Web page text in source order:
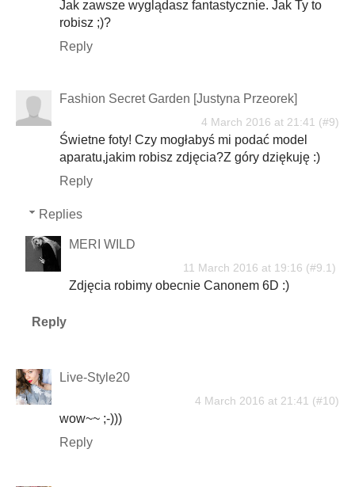
Jak zawsze wyglądasz fantastycznie. Jak Ty to
robisz ;)?
Reply
Fashion Secret Garden [Justyna Przeorek]
4 March 2016 at 21:41
Świetne foty! Czy mogłabyś mi podać model
aparatu,jakim robisz zdjęcia?Z góry dziękuję :)
Reply
Replies
MERI WILD
11 March 2016 at 19:16
Zdjęcia robimy obecnie Canonem 6D :)
Reply
Live-Style20
4 March 2016 at 21:41
wow~~ ;-)))
Reply